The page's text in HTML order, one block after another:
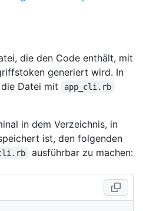
die den Code enthält, mit
generiert wird. In
Datei mit
app_cli.rb
in dem Verzeichnis, in
ist, den folgenden
ausführbar zu machen: